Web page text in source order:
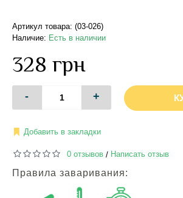
Артикул товара: (03-026)
Наличие: Есть в наличии
328 грн
- +
Добавить в закладки
0 отзывов / Написать отзыв
Правила заваривания: